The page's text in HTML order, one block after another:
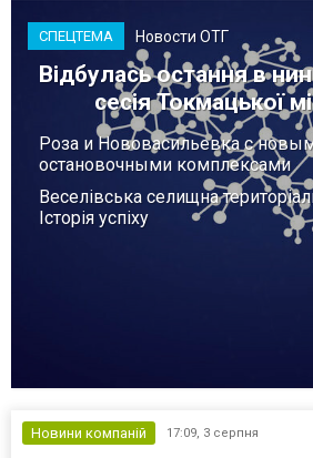
СПЕЦТЕМА Новости ОТГ
Відбулась остання в
сесія Токмацької
Роза и Нововасильевка с
остановочными комплексами
Веселівська селищна
Історія успіху
Новини компаній 17:09, 3 серпня